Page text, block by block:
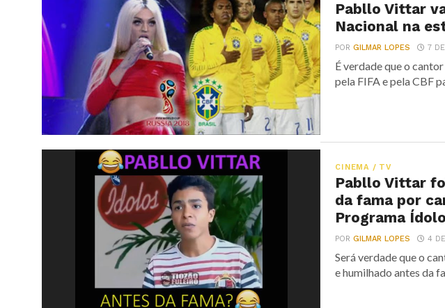
Pabllo Vittar
Nacional na
PORGILMAR LOPES 7
É verdade que o
pela FIFA e pela CBF
CINEMA / TV
Pabllo Vittar
da fama por
Programa
PORGILMAR LOPES 4
Será verdade que o
e humilhado antes da